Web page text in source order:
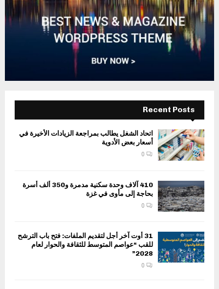
Recent Posts
اتحاد الشغل يطالب بمراجعة الزيادات الأخيرة في
أسعار بعض الأدوية
0
410 آلاف وحدة سكنية مدمرة و350 ألف أسرة
بحاجة إلى مأوى في غزة
0
31 أوت آخر أجل لتقديم الملفات: فتح باب الترشح
للقب “عواصم المتوسط للثقافة والحوار لعام
2028”
0